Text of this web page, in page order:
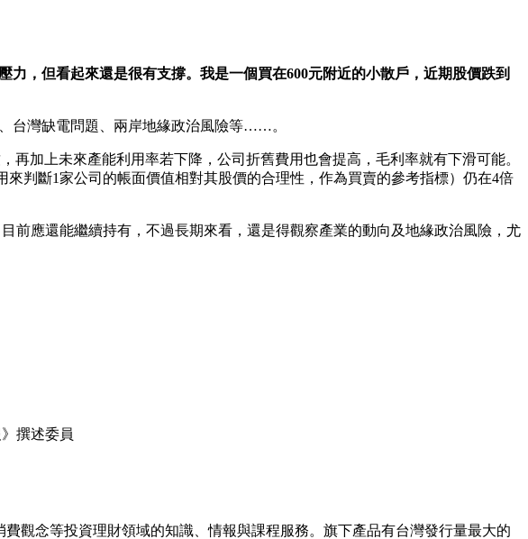
，但看起來還是很有支撐。我是一個買在600元附近的小散戶，近期股價跌到
台灣缺電問題、兩岸地緣政治風險等……。
再加上未來產能利用率若下降，公司折舊費用也會提高，毛利率就有下滑可能。
判斷1家公司的帳面價值相對其股價的合理性，作為買賣的參考指標）仍在4倍
前應還能繼續持有，不過長期來看，還是得觀察產業的動向及地緣政治風險，尤
撰述委員
觀念等投資理財領域的知識、情報與課程服務。旗下產品有台灣發行量最大的